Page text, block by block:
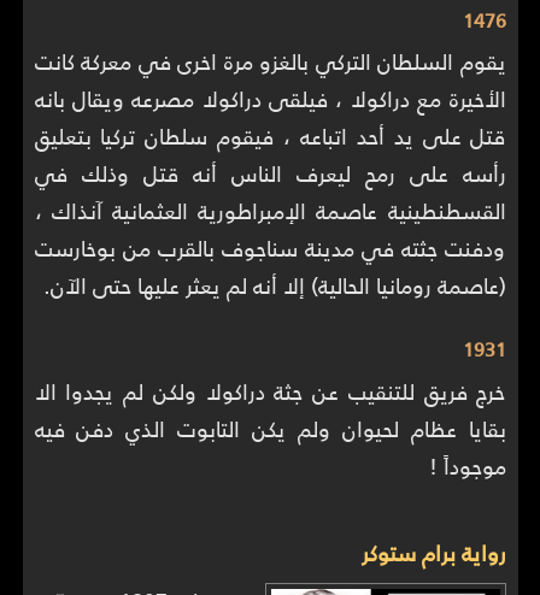
1476
يقوم السلطان التركي بالغزو مرة اخرى في معركة كانت
الأخيرة مع دراكولا ، فيلقى دراكولا مصرعه ويقال بانه
قتل على يد أحد اتباعه ، فيقوم سلطان تركيا بتعليق
رأسه على رمح ليعرف الناس أنه قتل وذلك في
القسطنطينية عاصمة الإمبراطورية العثمانية آنذاك ،
ودفنت جثته في مدينة سناجوف بالقرب من بوخارست
(عاصمة رومانيا الحالية) إلا أنه لم يعثر عليها حتى الآن.
1931
خرج فريق للتنقيب عن جثة دراكولا ولكن لم يجدوا الا
بقايا عظام لحيوان ولم يكن التابوت الذي دفن فيه
موجوداً !
رواية برام ستوكر